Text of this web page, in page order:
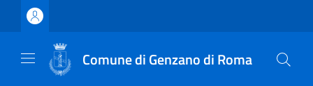
Vai ai contenuti
Vai al footer
Comune di Genzano di Roma